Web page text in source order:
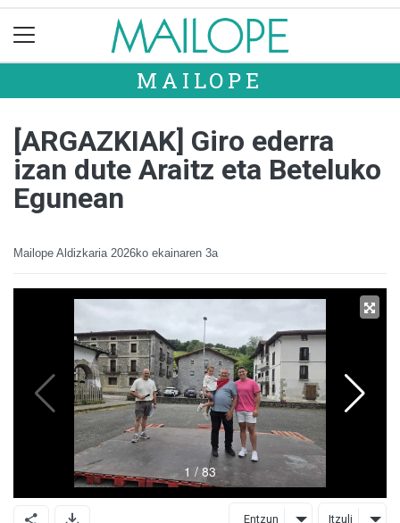
MAILOPE
[ARGAZKIAK] Giro ederra
izan dute Araitz eta Beteluko
Egunean
Mailope Aldizkaria 2026ko ekainaren 3a
Entzun Itzuli